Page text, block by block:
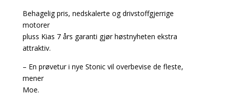
Behagelig pris, nedskalerte og drivstoffgjerrige
motorer
pluss Kias 7 års garanti gjør høstnyheten ekstra
attraktiv.
– En prøvetur i nye Stonic vil overbevise de fleste,
mener
Moe.